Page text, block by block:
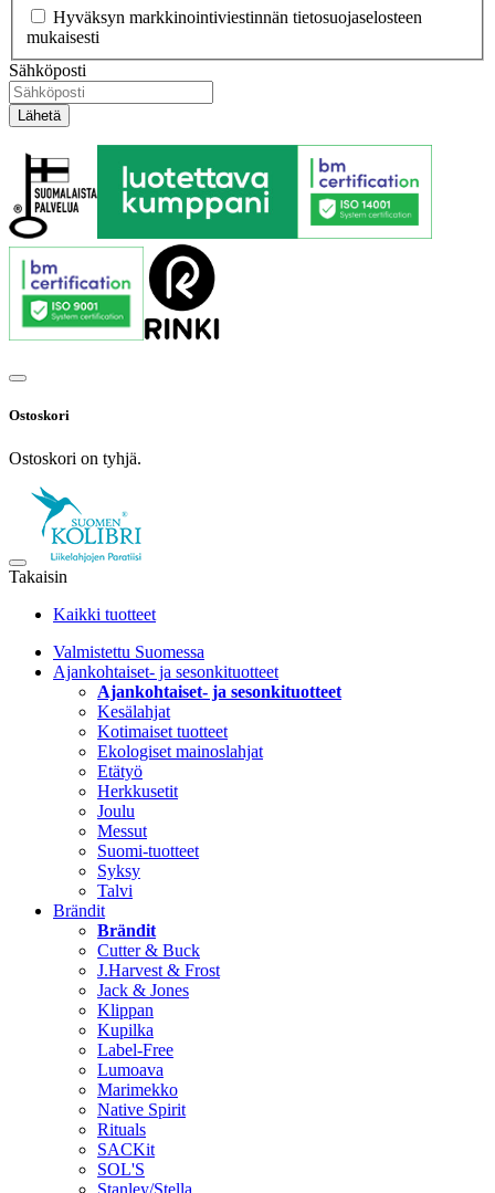
Hyväksyn markkinointiviestinnän tietosuojaselosteen
mukaisesti
Sähköposti
Ostoskori
Ostoskori on tyhjä.
Takaisin
Kaikki tuotteet
Valmistettu Suomessa
Ajankohtaiset- ja sesonkituotteet
Ajankohtaiset- ja sesonkituotteet
Kesälahjat
Kotimaiset tuotteet
Ekologiset mainoslahjat
Etätyö
Herkkusetit
Joulu
Messut
Suomi-tuotteet
Syksy
Talvi
Brändit
Brändit
Cutter & Buck
J.Harvest & Frost
Jack & Jones
Klippan
Kupilka
Label-Free
Lumoava
Marimekko
Native Spirit
Rituals
SACKit
SOL'S
Stanley/Stella